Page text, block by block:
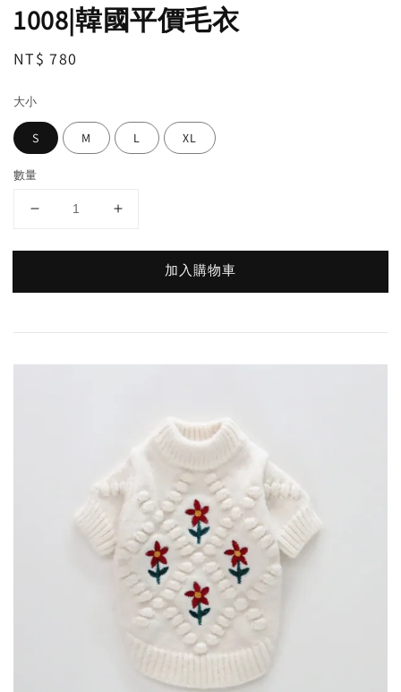
1008|韓國平價毛衣
Regular
NT$ 780
大小
S M L XL
數量
加入購物車